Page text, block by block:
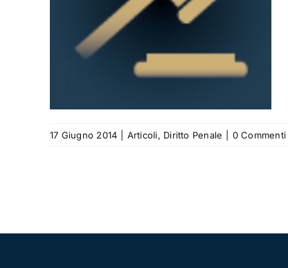
17 Giugno 2014 Articoli, Diritto Penale 0 Commenti